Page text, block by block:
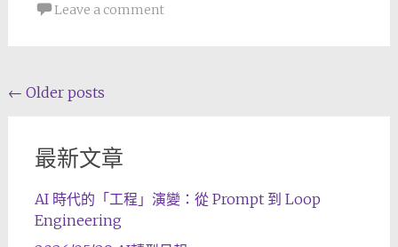
Leave a comment
Posts
← Older posts
最新文章
AI 時代的「工程」演變：從 Prompt 到 Loop
Engineering